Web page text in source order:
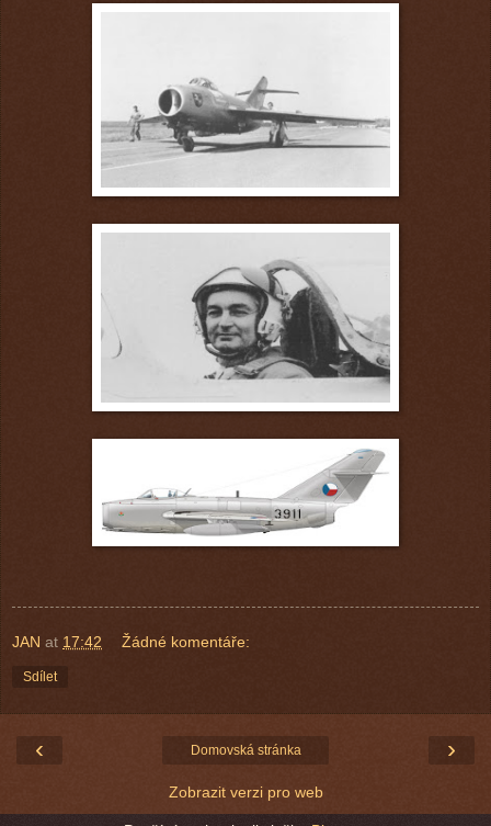
JAN at 17:42 Žádné komentáře:
Sdílet
‹ ›
Domovská stránka
Zobrazit verzi pro web